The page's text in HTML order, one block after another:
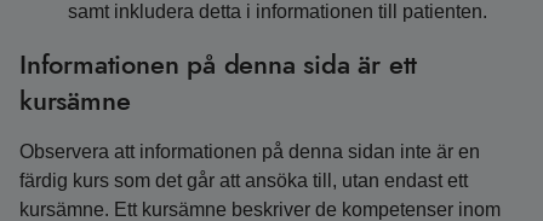
samt inkludera detta i informationen till patienten.
Informationen på denna sida är ett
kursämne
Observera att informationen på denna sidan inte är en
färdig kurs som det går att ansöka till, utan endast ett
kursämne. Ett kursämne beskriver de kompetenser inom